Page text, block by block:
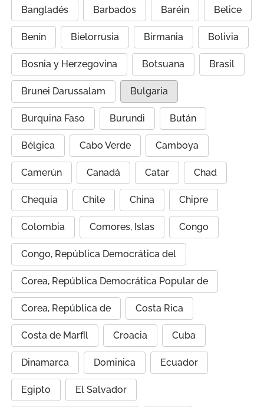
Bangladés Barbados Baréin Belice
Benín Bielorrusia Birmania Bolivia
Bosnia y Herzegovina Botsuana Brasil
Brunei Darussalam Bulgaria
Burquina Faso Burundi Bután
Bélgica Cabo Verde Camboya
Camerún Canadá Catar Chad
Chequia Chile China Chipre
Colombia Comores, Islas Congo
Congo, República Democrática del
Corea, República Democrática Popular de
Corea, República de Costa Rica
Costa de Marfíl Croacia Cuba
Dinamarca Dominica Ecuador
Egipto El Salvador